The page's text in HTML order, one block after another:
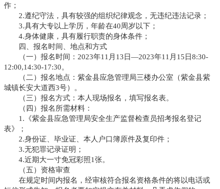
作；
2.遵纪守法，具有较强的组织纪律观念，无违纪违法记录；
3.具有大专以上学历，年龄在40周岁以下；
4.身体健康，具有履行职责的身体条件；
四、报名时间、地点和方式
（一）报名时间：2023年11月13日—2023年11月15日8:30-
12:00,14:30-17:30。
（二）报名地点：紫金县应急管理局三楼办公室（紫金县紫
城镇长安大道西3号）。
（三）报名方式：本人现场报名，填写报名表。
（四）报名所需材料：
1.《紫金县应急管理局安全生产监督检查员招考报名登记
表》；
2.身份证、毕业证、本人户口簿原件及复印件；
3.无犯罪记录证明；
4.近期大一寸免冠彩照1张。
（五）资格审查
在规定时间内报名，经审核符合报名资格条件的将以电话或